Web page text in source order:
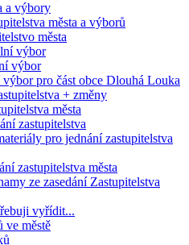
a výbory
města a výborů
města
výbor
výbor
výbor pro část obce Dlouhá Louka
+ změny
města
zastupitelstva
pro jednání zastupitelstva
zastupitelstva města
ze zasedání Zastupitelstva
vyřídit...
ve městě